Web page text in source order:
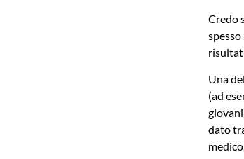
Credo
Una
(ad
dato